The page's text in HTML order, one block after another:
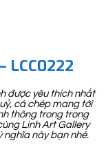
LCC0222
được yêu thích nhất
cá chép mang tới
thông trong trong
Linh Art Gallery
nghĩa này bạn nhé.